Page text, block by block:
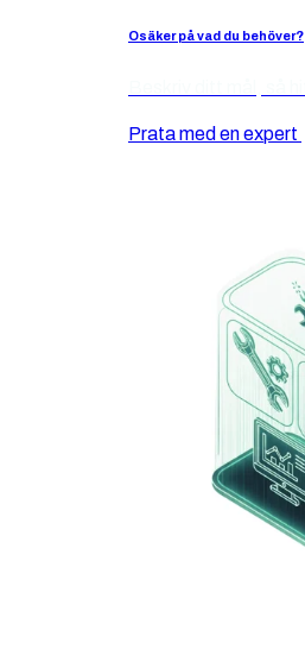
Osäker på vad du behöver?
Prata med en expert